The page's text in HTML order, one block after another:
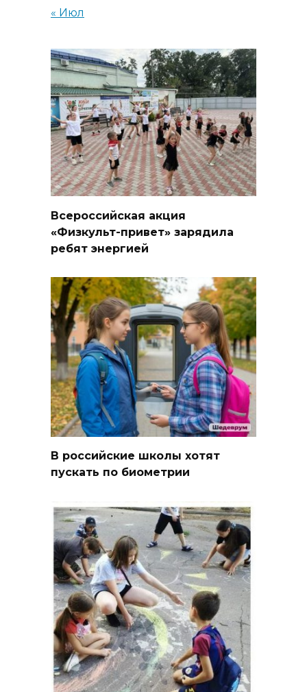
« Июл
Всероссийская акция
«Физкульт-привет» зарядила
ребят энергией
В российские школы хотят
пускать по биометрии